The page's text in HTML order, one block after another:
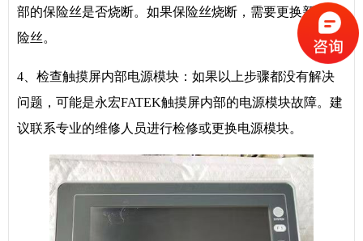
部的保险丝是否烧断。如果保险丝烧断，需要更换新的保
险丝。
4、检查触摸屏内部电源模块：如果以上步骤都没有解决
问题，可能是永宏FATEK触摸屏内部的电源模块故障。建
议联系专业的维修人员进行检修或更换电源模块。